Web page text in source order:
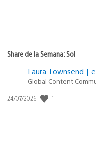
Share de la Semana: Sol
Laura Townsend |
Global Content
Fecha
24/07/2026 1